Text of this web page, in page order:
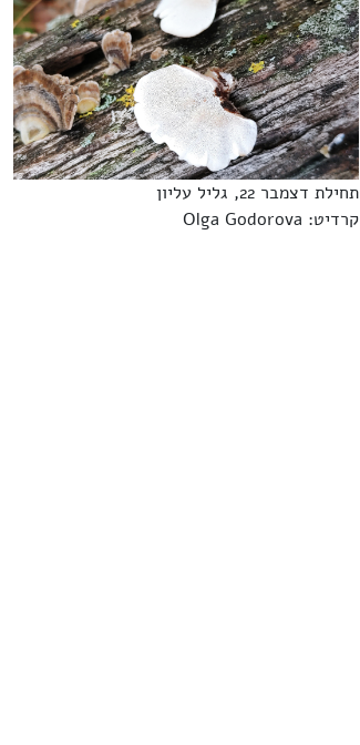
תחילת דצמבר 22, גליל עליון
קרדיט: Olga Godorova